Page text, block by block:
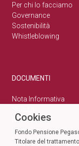
Per chi lo facciamo
Governance
Sostenibilità
Whistleblowing
DOCUMENTI
Nota Informativa
Normativa
Bilanci
Modulistica
Cookies
Fondo Pensione
Titolare del